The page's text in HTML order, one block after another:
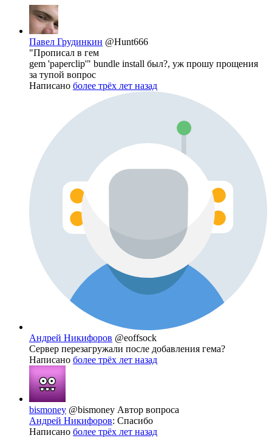
Павел Грудинкин @Hunt666
"Прописал в гем
gem 'paperclip'" bundle install был?, уж прошу прощения
за тупой вопрос
Написано более трёх лет назад
Андрей Никифоров @eoffsock
Сервер перезагружали после добавления гема?
Написано более трёх лет назад
bismoney @bismoney Автор вопроса
Андрей Никифоров: Спасибо
Написано более трёх лет назад